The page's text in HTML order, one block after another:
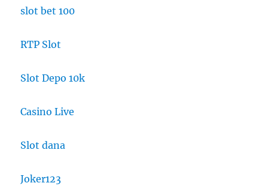
slot bet 100
RTP Slot
Slot Depo 10k
Casino Live
Slot dana
Joker123